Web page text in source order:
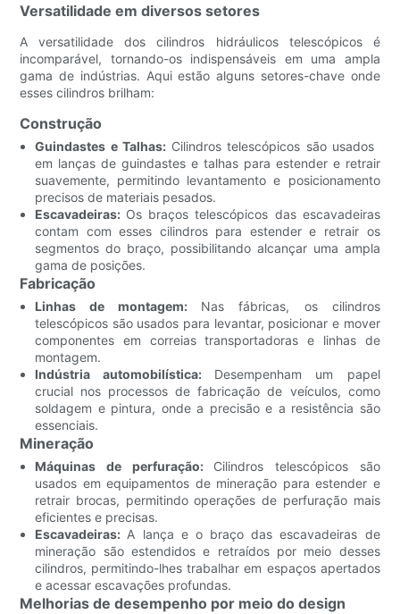
Versatilidade em diversos setores
A versatilidade dos cilindros hidráulicos telescópicos é
incomparável, tornando-os indispensáveis ​​em uma ampla
gama de indústrias. Aqui estão alguns setores-chave onde
esses cilindros brilham:
Construção
Guindastes e Talhas: Cilindros telescópicos são usados ​​
em lanças de guindastes e talhas para estender e retrair
suavemente, permitindo levantamento e posicionamento
precisos de materiais pesados.
Escavadeiras: Os braços telescópicos das escavadeiras
contam com esses cilindros para estender e retrair os
segmentos do braço, possibilitando alcançar uma ampla
gama de posições.
Fabricação
Linhas de montagem: Nas fábricas, os cilindros
telescópicos são usados ​​para levantar, posicionar e mover
componentes em correias transportadoras e linhas de
montagem.
Indústria automobilística: Desempenham um papel
crucial nos processos de fabricação de veículos, como
soldagem e pintura, onde a precisão e a resistência são
essenciais.
Mineração
Máquinas de perfuração: Cilindros telescópicos são
usados ​​em equipamentos de mineração para estender e
retrair brocas, permitindo operações de perfuração mais
eficientes e precisas.
Escavadeiras: A lança e o braço das escavadeiras de
mineração são estendidos e retraídos por meio desses
cilindros, permitindo-lhes trabalhar em espaços apertados
e acessar escavações profundas.
Melhorias de desempenho por meio do design